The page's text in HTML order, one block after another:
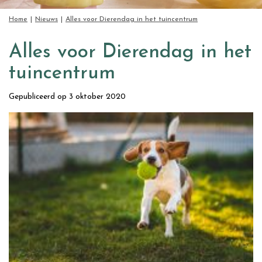
Home Nieuws Alles voor Dierendag in het tuincentrum
Alles voor Dierendag in het
tuincentrum
Gepubliceerd op 3 oktober 2020